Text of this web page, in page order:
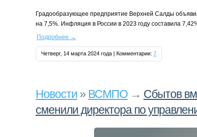
Градообразующее предприятие Верхней Салды
на 7,5%. Инфляция в России в 2023 году составила
Подробнее →
Четверг, 14 марта 2024 года | Комментарии: 7
Новости » ВСМПО → Сбытов
сменили директора по